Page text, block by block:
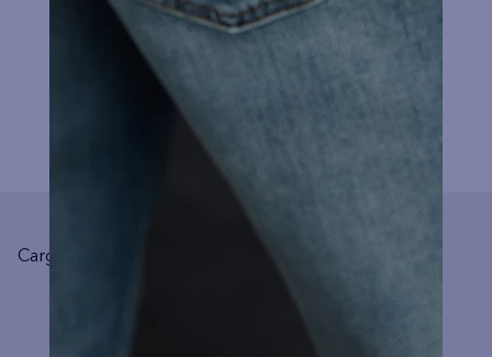
COMPLEMENTA TU LOOK
Cargando el resumen…